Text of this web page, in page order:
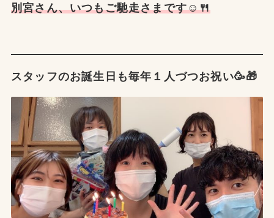
別宮さん、いつもご馳走さまです☺️🍴
スタッフのお誕生日も毎年１人づつお祝い🥳🎁